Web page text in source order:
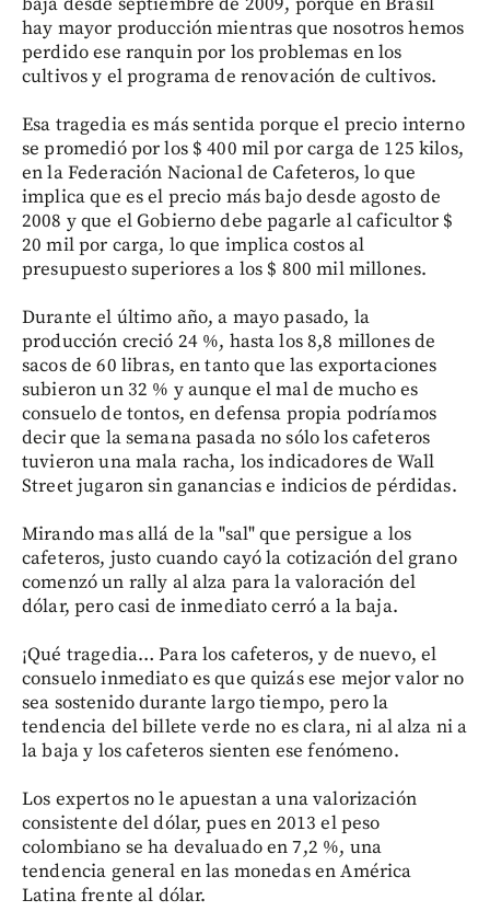
hay mayor producción mientras que nosotros hemos
perdido ese ranquin por los problemas en los
cultivos y el programa de renovación de cultivos.
Esa tragedia es más sentida porque el precio interno
se promedió por los $ 400 mil por carga de 125 kilos,
en la Federación Nacional de Cafeteros, lo que
implica que es el precio más bajo desde agosto de
2008 y que el Gobierno debe pagarle al caficultor $
20 mil por carga, lo que implica costos al
presupuesto superiores a los $ 800 mil millones.
Durante el último año, a mayo pasado, la
producción creció 24 %, hasta los 8,8 millones de
sacos de 60 libras, en tanto que las exportaciones
subieron un 32 % y aunque el mal de mucho es
consuelo de tontos, en defensa propia podríamos
decir que la semana pasada no sólo los cafeteros
tuvieron una mala racha, los indicadores de Wall
Street jugaron sin ganancias e indicios de pérdidas.
Mirando mas allá de la "sal" que persigue a los
cafeteros, justo cuando cayó la cotización del grano
comenzó un rally al alza para la valoración del
dólar, pero casi de inmediato cerró a la baja.
¡Qué tragedia… Para los cafeteros, y de nuevo, el
consuelo inmediato es que quizás ese mejor valor no
sea sostenido durante largo tiempo, pero la
tendencia del billete verde no es clara, ni al alza ni a
la baja y los cafeteros sienten ese fenómeno.
Los expertos no le apuestan a una valorización
consistente del dólar, pues en 2013 el peso
colombiano se ha devaluado en 7,2 %, una
tendencia general en las monedas en América
Latina frente al dólar.